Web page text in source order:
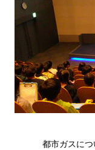
都市ガスに